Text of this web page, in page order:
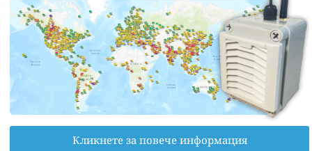
Кликнете за повече информация